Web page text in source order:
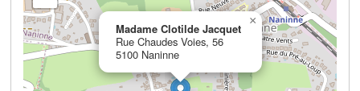
Madame Clotilde Jacquet
Rue Chaudes Voies, 56
5100 Naninne
×